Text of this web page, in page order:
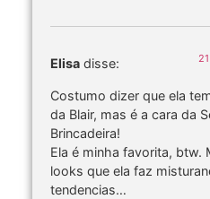
Elisa disse:
Costumo dizer que ela
da Blair, mas é a cara da
Brincadeira!
Ela é minha favorita, btw.
looks que ela faz
tendencias…